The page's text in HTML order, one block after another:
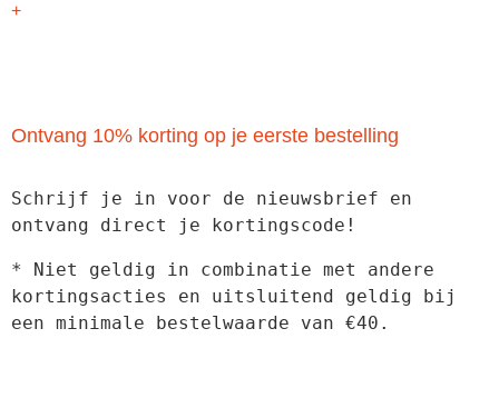
+
Ontvang 10% korting op je eerste bestelling
Schrijf je in voor de nieuwsbrief en
ontvang direct je kortingscode!
* Niet geldig in combinatie met andere
kortingsacties en uitsluitend geldig bij
een minimale bestelwaarde van €40.